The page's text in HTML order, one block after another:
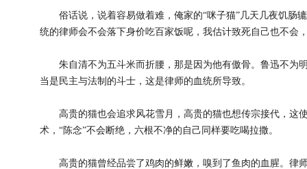
俗话说，说着容易做着难，俺家的“咪子猫”几天几夜饥肠
统的律师会不会落下身价吃百家饭呢，我估计致死自己也不会
朱自清不为五斗米而折腰，那是因为他有傲骨。鲁迅不为
当是民主与法制的斗士，这是律师的血统所导致。
高贵的猫也会追求风花雪月，高贵的猫也想传宗接代，这使
术，“陈念”不会断绝，六根不净的自己同样要吃喝拉撒。
高贵的猫曾经品尝了鸡肉的鲜嫩，嗅到了鱼肉的血腥。律